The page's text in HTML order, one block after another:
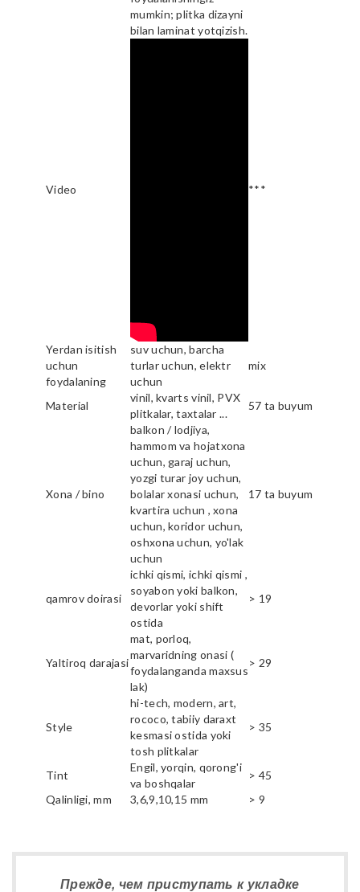
mumkin; plitka dizayni
bilan laminat yotqizish.
Video ***
Yerdan isitish
uchun
foydalaning
suv uchun, barcha
turlar uchun, elektr
uchun
mix
Material
vinil, kvarts vinil, PVX
plitkalar, taxtalar ...
57 ta buyum
Xona / bino
balkon / lodjiya,
hammom va hojatxona
uchun, garaj uchun,
yozgi turar joy uchun,
bolalar xonasi uchun,
kvartira uchun , xona
uchun, koridor uchun,
oshxona uchun, yo'lak
uchun
17 ta buyum
qamrov doirasi
ichki qismi, ichki qismi ,
soyabon yoki balkon,
devorlar yoki shift
ostida
> 19
Yaltiroq darajasi
mat, porloq,
marvaridning onasi (
foydalanganda maxsus
lak)
> 29
Style
hi-tech, modern, art,
rococo, tabiiy daraxt
kesmasi ostida yoki
tosh plitkalar
> 35
Tint
Engil, yorqin, qorong'i
va boshqalar
> 45
Qalinligi, mm
3,6,9,10,15 mm > 9
Прежде, чем приступать к укладке